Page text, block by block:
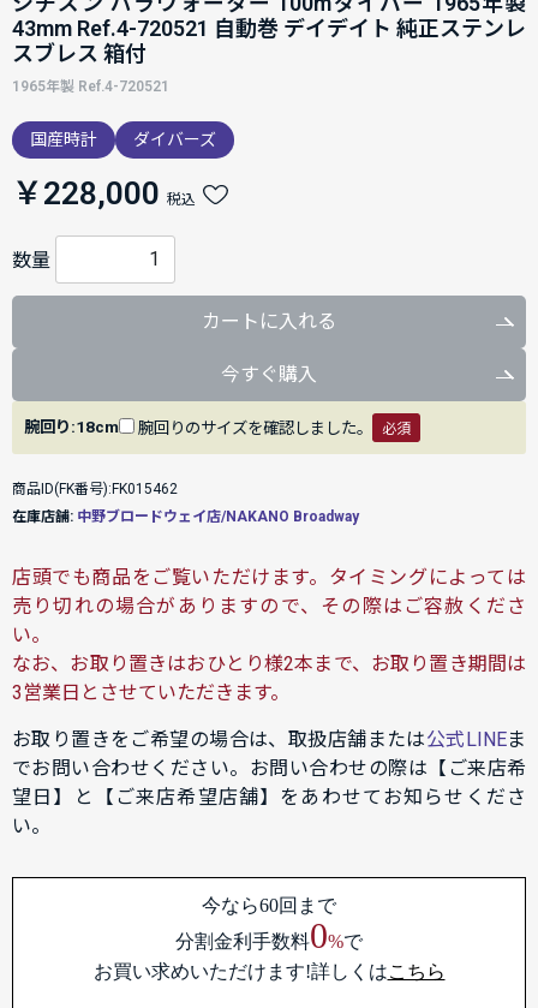
43mm Ref.4-720521 自動巻 デイデイト 純正ステンレ
スブレス 箱付
1965年製 Ref.4-720521
国産時計 ダイバーズ
￥228,000 税込
数量
カートに入れる
今すぐ購入
腕回り:18cm 腕回りのサイズを確認しました。 必須
商品ID(FK番号):FK015462
在庫店舗: 中野ブロードウェイ店/NAKANO Broadway
店頭でも商品をご覧いただけます。タイミングによっては
売り切れの場合がありますので、その際はご容赦くださ
い。
なお、お取り置きはおひとり様2本まで、お取り置き期間は
3営業日とさせていただきます。
お取り置きをご希望の場合は、取扱店舗または公式LINEま
でお問い合わせください。お問い合わせの際は【ご来店希
望日】と【ご来店希望店舗】をあわせてお知らせくださ
い。
今なら60回まで
分割金利手数料0%で
お買い求めいただけます!詳しくはこちら